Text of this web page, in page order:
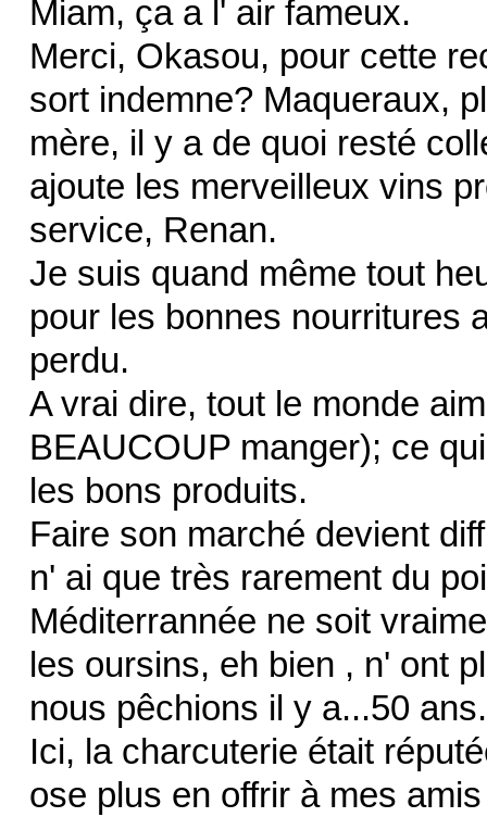
Miam, ça a l' air fameux.
Merci, Okasou, pour cette
sort indemne? Maqueraux,
mère, il y a de quoi resté
ajoute les merveilleux vins
service, Renan.
Je suis quand même tout
pour les bonnes nourritures
perdu.
A vrai dire, tout le monde
BEAUCOUP manger); ce
les bons produits.
Faire son marché devient
n' ai que très rarement du
Méditerrannée ne soit
les oursins, eh bien , n' ont
nous pêchions il y a...50 ans.
Ici, la charcuterie était
ose plus en offrir à mes